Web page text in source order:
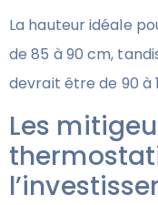
La hauteur idéale
de 85 à 90 cm,
devrait être de 90 à
Les